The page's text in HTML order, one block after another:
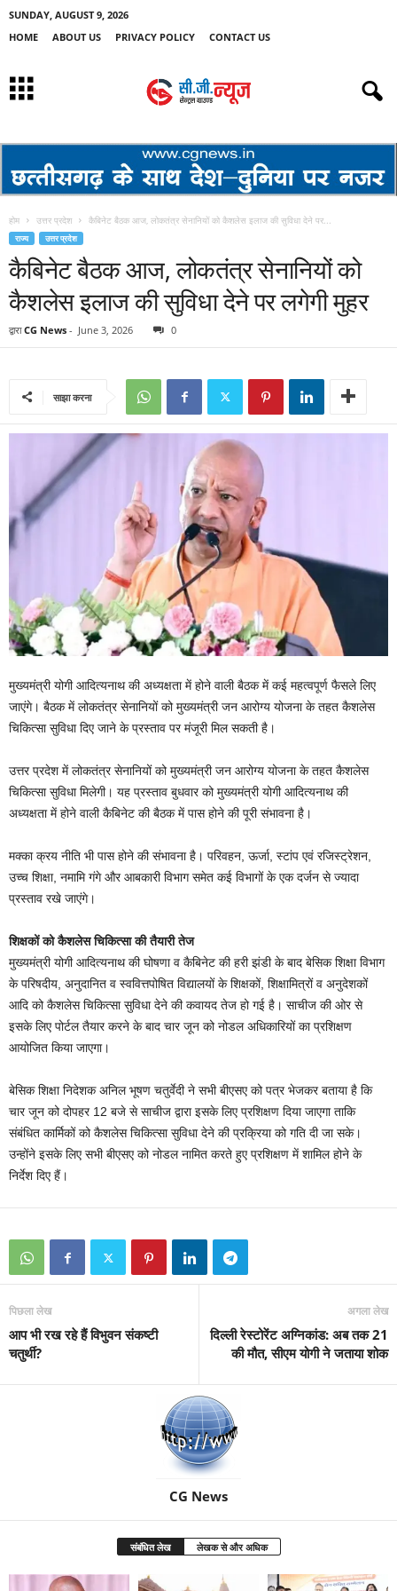
SUNDAY, AUGUST 9, 2026
HOME
ABOUT US PRIVACY POLICY CONTACT US
होम उत्तर प्रदेश कैबिनेट बैठक आज, लोकतंत्र सेनानियों को कैशलेस इलाज की सुविधा देने पर...
राज्य उत्तर प्रदेश
कैबिनेट बैठक आज, लोकतंत्र सेनानियों को
कैशलेस इलाज की सुविधा देने पर लगेगी मुहर
द्वारा CG News - June 3, 2026 0
साझा करना
मुख्यमंत्री योगी आदित्यनाथ की अध्यक्षता में होने वाली बैठक में कई महत्वपूर्ण फैसले लिए
जाएंगे। बैठक में लोकतंत्र सेनानियों को मुख्यमंत्री जन आरोग्य योजना के तहत कैशलेस
चिकित्सा सुविधा दिए जाने के प्रस्ताव पर मंजूरी मिल सकती है।
उत्तर प्रदेश में लोकतंत्र सेनानियों को मुख्यमंत्री जन आरोग्य योजना के तहत कैशलेस
चिकित्सा सुविधा मिलेगी। यह प्रस्ताव बुधवार को मुख्यमंत्री योगी आदित्यनाथ की
अध्यक्षता में होने वाली कैबिनेट की बैठक में पास होने की पूरी संभावना है।
मक्का क्रय नीति भी पास होने की संभावना है। परिवहन, ऊर्जा, स्टांप एवं रजिस्ट्रेशन,
उच्च शिक्षा, नमामि गंगे और आबकारी विभाग समेत कई विभागों के एक दर्जन से ज्यादा
प्रस्ताव रखे जाएंगे।
शिक्षकों को कैशलेस चिकित्सा की तैयारी तेज
मुख्यमंत्री योगी आदित्यनाथ की घोषणा व कैबिनेट की हरी झंडी के बाद बेसिक शिक्षा विभाग
के परिषदीय, अनुदानित व स्ववित्तपोषित विद्यालयों के शिक्षकों, शिक्षामित्रों व अनुदेशकों
आदि को कैशलेस चिकित्सा सुविधा देने की कवायद तेज हो गई है। साचीज की ओर से
इसके लिए पोर्टल तैयार करने के बाद चार जून को नोडल अधिकारियों का प्रशिक्षण
आयोजित किया जाएगा।
बेसिक शिक्षा निदेशक अनिल भूषण चतुर्वेदी ने सभी बीएसए को पत्र भेजकर बताया है कि
चार जून को दोपहर 12 बजे से साचीज द्वारा इसके लिए प्रशिक्षण दिया जाएगा ताकि
संबंधित कार्मिकों को कैशलेस चिकित्सा सुविधा देने की प्रक्रिया को गति दी जा सके।
उन्होंने इसके लिए सभी बीएसए को नोडल नामित करते हुए प्रशिक्षण में शामिल होने के
निर्देश दिए हैं।
पिछला लेख
आप भी रख रहे हैं विभुवन संकष्टी
चतुर्थी?
अगला लेख
दिल्ली रेस्टोरेंट अग्निकांड: अब तक 21
की मौत, सीएम योगी ने जताया शोक
CG News
संबंधित लेख लेखक से और अधिक